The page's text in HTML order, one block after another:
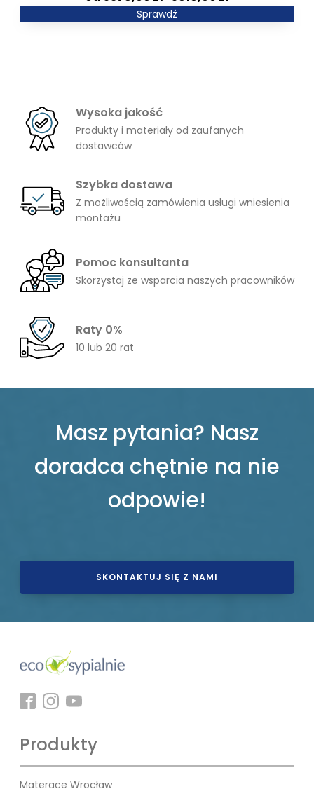
777,00 złSprawdź
Wysoka jakość
Produkty i materiały od zaufanych
dostawców
Szybka dostawa
Z możliwością zamówienia usługi wniesienia
montażu
Pomoc konsultanta
Skorzystaj ze wsparcia naszych pracowników
Raty 0%
10 lub 20 rat
Masz pytania? Nasz
doradca chętnie na nie
odpowie!
SKONTAKTUJ SIĘ Z NAMI
Produkty
Materace Wrocław